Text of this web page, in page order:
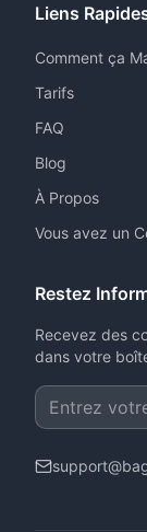
Liens
Comment ça
Tarifs
FAQ
Blog
À Propos
Vous avez un
Restez
Recevez des
dans votre
support@